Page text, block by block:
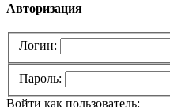
Авторизация
Логин:
Пароль:
Войти как пользователь: